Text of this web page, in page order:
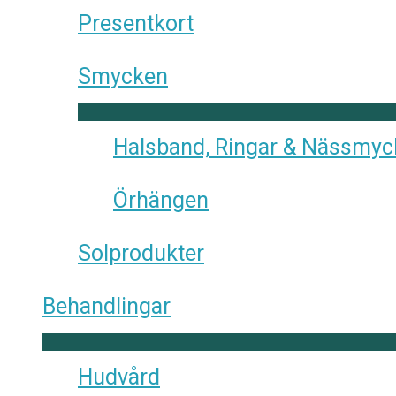
Presentkort
Smycken
Halsband, Ringar &
Örhängen
Solprodukter
Behandlingar
Hudvård